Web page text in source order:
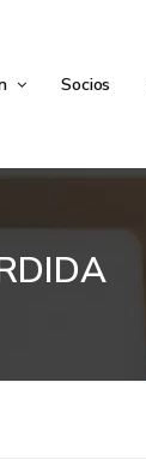
Socios